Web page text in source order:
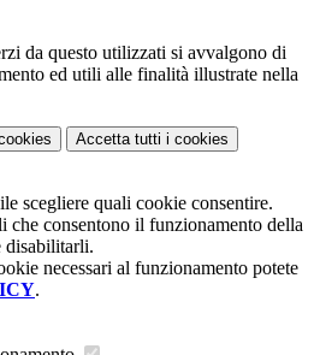
da questo utilizzati si avvalgono di
ed utili alle finalità illustrate nella
Accetta tutti i cookies
scegliere quali cookie consentire.
che consentono il funzionamento della
disabilitarli.
necessari al funzionamento potete
.